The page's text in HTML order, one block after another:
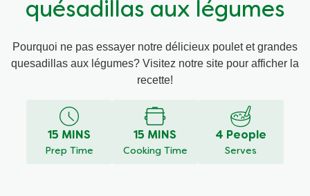
quésadillas aux légumes
Pourquoi ne pas essayer notre délicieux poulet et grandes
quesadillas aux légumes? Visitez notre site pour afficher la
recette!
15 MINS
Prep Time
15 MINS
Cooking Time
4 People
Serves